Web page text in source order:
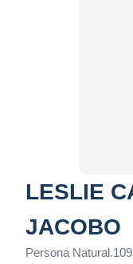
LESLIE
JACOBO
Persona Natural.